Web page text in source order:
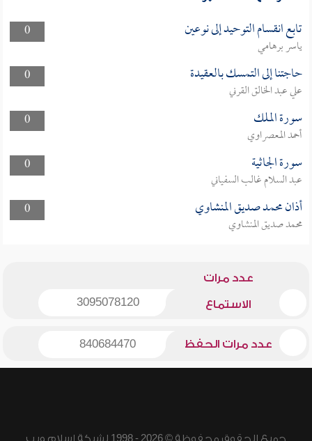
0 تابع انقسام التوحيد إلى نوعين
ياسر برهامي
0
حاجتنا إلى التمسك بالعقيدة
علي عبد الخالق القرني
0
سورة الملك
أحمد المعصراوي
0
سورة الجاثية
عبد السلام غالب السفياني
0
أذان محمد صديق المنشاوي
محمد صديق المنشاوي
عدد مرات
الاستماع 3095078120
عدد مرات الحفظ 840684470
جميع الحقوق محفوظة © 2026 - 1998 لشبكة إسلام ويب